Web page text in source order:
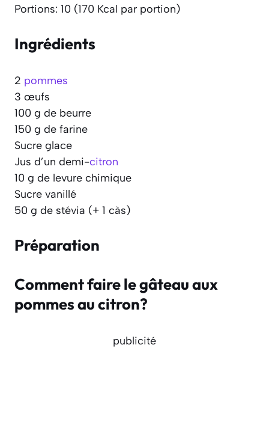
Portions: 10 (170 Kcal par portion)
Ingrédients
2 pommes
3 œufs
100 g de beurre
150 g de farine
Sucre glace
Jus d’un demi-citron
10 g de levure chimique
Sucre vanillé
50 g de stévia (+ 1 càs)
Préparation
Comment faire le gâteau aux
pommes au citron?
publicité